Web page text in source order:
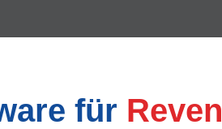
für